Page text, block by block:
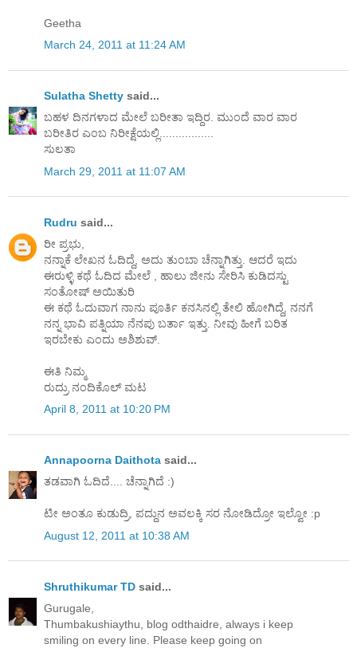
Geetha
March 24, 2011 at 11:24 AM
Sulatha Shetty said...
ಬಹಳ ದಿನಗಳಾದ ಮೇಲೆ ಬರೀತಾ ಇದ್ದಿರ. ಮುಂದೆ ವಾರ ವಾರ
ಬರೀತಿರ ಎಂಬ ನಿರೀಕ್ಷೆಯಲ್ಲಿ.................
ಸುಲತಾ
March 29, 2011 at 11:07 AM
Rudru said...
ರೀ ಪ್ರಭು,
ನನ್ನಾಕೆ ಲೇಖನ ಓದಿದ್ದೆ, ಅದು ತುಂಬಾ ಚೆನ್ನಾಗಿತ್ತು. ಆದರೆ ಇದು
ಈರುಳ್ಳಿ ಕಥೆ ಓದಿದ ಮೇಲೆ , ಹಾಲು ಜೀನು ಸೇರಿಸಿ ಕುಡಿದಸ್ಟು
ಸಂತೋಷ್ ಅಯಿತುರಿ
ಈ ಕಥೆ ಓದುವಾಗ ನಾನು ಪೂರ್ತಿ ಕನಸಿನಲ್ಲಿ ತೇಲಿ ಹೋಗಿದ್ದೆ, ನನಗೆ
ನನ್ನ ಭಾವಿ ಪತ್ನಿಯಾ ನೆನಪು ಬರ್ತಾ ಇತ್ತು. ನೀವು ಹೀಗೆ ಬರಿತ
ಇರಬೇಕು ಎಂದು ಅಶಿಶುವ್.
ಈತಿ ನಿಮ್ಮ
ರುದ್ರು ನಂದಿಕೊಲ್ ಮಟ
April 8, 2011 at 10:20 PM
Annapoorna Daithota said...
ತಡವಾಗಿ ಓದಿದೆ.... ಚೆನ್ನಾಗಿದೆ :)
ಟೀ ಅಂತೂ ಕುಡುದ್ರಿ, ಪದ್ದುನ ಅವಲಕ್ಕಿ ಸರ ನೋಡಿದ್ರೋ ಇಲ್ವೋ :p
August 12, 2011 at 10:38 AM
Shruthikumar TD said...
Gurugale,
Thumbakushiaythu, blog odthaidre, always i keep
smiling on every line. Please keep going on